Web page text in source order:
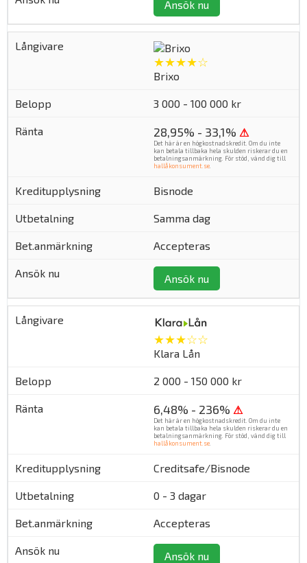
Ansök nu
★★★★☆
Brixo
3 000 - 100 000 kr
28,95% - 33,1% ⚠
Det här är en högkostnadskredit. Om du inte
kan betala tillbaka hela skulden riskerar du en
betalningsanmärkning. För stöd, vänd dig till
hallåkonsument.se
Bisnode
Samma dag
Accepteras
Ansök nu
★★★☆☆
Klara Lån
2 000 - 150 000 kr
6,48% - 236% ⚠
Det här är en högkostnadskredit. Om du inte
kan betala tillbaka hela skulden riskerar du en
betalningsanmärkning. För stöd, vänd dig till
hallåkonsument.se
Creditsafe/Bisnode
0 - 3 dagar
Accepteras
Ansök nu